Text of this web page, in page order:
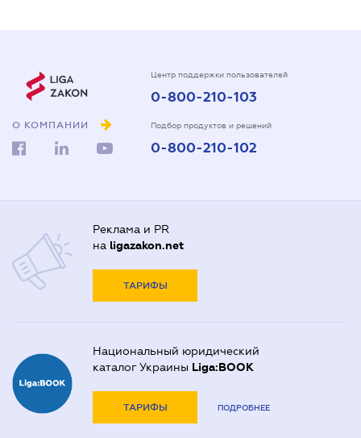
О КОМПАНИИ
Центр поддержки пользователей
0-800-210-103
Подбор продуктов и решений
0-800-210-102
Реклама и PR
на ligazakon.net
ТАРИФЫ
Национальный юридический
каталог Украины Liga:BOOK
ТАРИФЫ ПОДРОБНЕЕ